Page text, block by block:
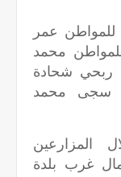
للمواطن عمر
محمد
ربحي شحادة
سجى محمد
المزارعين
غرب بلدة